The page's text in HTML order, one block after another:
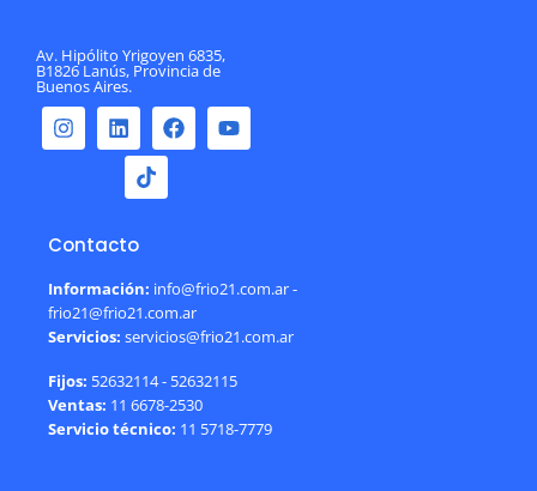
Av. Hipólito Yrigoyen 6835,
B1826 Lanús, Provincia de
Buenos Aires.
Contacto
Información: info@frio21.com.ar -
frio21@frio21.com.ar
Servicios: servicios@frio21.com.ar
Fijos: 52632114 - 52632115
Ventas: 11 6678-2530
Servicio técnico: 11 5718-7779